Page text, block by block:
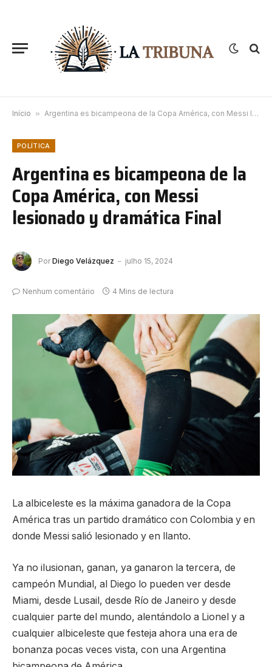
Início » Argentina es bicampeona de la Copa América, con Messi lesionado y dramática Final
POLÍTICA
Argentina es bicampeona de la
Copa América, con Messi
lesionado y dramática Final
Por Diego Velázquez julho 15, 2024
Nenhum comentário 4 Mins de lectura
La albiceleste es la máxima ganadora de la Copa
América tras un partido dramático con Colombia y en
donde Messi salió lesionado y en llanto.
Ya no ilusionan, ganan, ya ganaron la tercera, de
campeón Mundial, al Diego lo pueden ver desde
Miami, desde Lusail, desde Río de Janeiro y desde
cualquier parte del mundo, alentándolo a Lionel y a
cualquier albiceleste que festeja ahora una era de
bonanza pocas veces vista, con una Argentina